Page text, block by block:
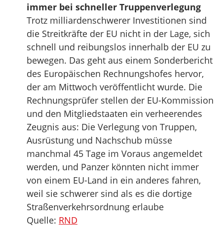
immer bei schneller Truppenverlegung
Trotz milliardenschwerer Investitionen sind
die Streitkräfte der EU nicht in der Lage, sich
schnell und reibungslos innerhalb der EU zu
bewegen. Das geht aus einem Sonderbericht
des Europäischen Rechnungshofes hervor,
der am Mittwoch veröffentlicht wurde. Die
Rechnungsprüfer stellen der EU-Kommission
und den Mitgliedstaaten ein verheerendes
Zeugnis aus: Die Verlegung von Truppen,
Ausrüstung und Nachschub müsse
manchmal 45 Tage im Voraus angemeldet
werden, und Panzer könnten nicht immer
von einem EU-Land in ein anderes fahren,
weil sie schwerer sind als es die dortige
Straßenverkehrsordnung erlaube
Quelle: RND